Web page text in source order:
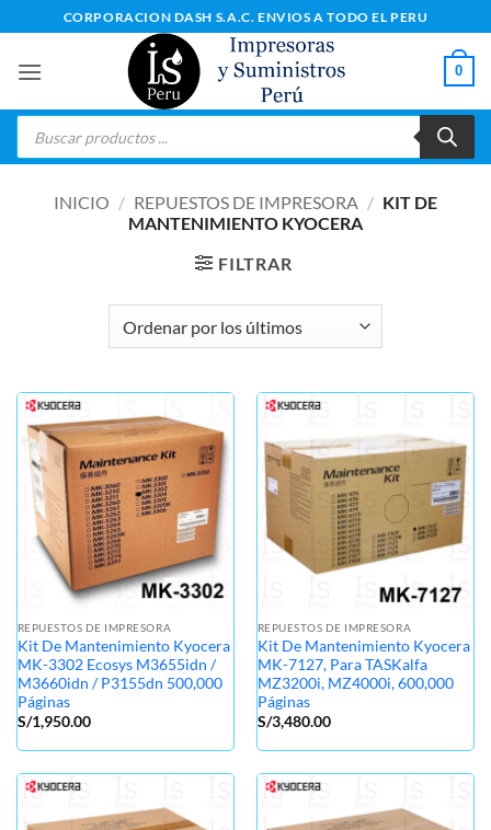
al
contenido
CORPORACION DASH S.A.C. ENVIOS A TODO EL PERU
0
Búsqueda
INICIO / REPUESTOS DE IMPRESORA / KIT DE
MANTENIMIENTO KYOCERA
FILTRAR
REPUESTOS DE IMPRESORA
Kit De Mantenimiento Kyocera
MK-3302 Ecosys M3655idn /
M3660idn / P3155dn 500,000
Páginas
S/1,950.00
REPUESTOS DE IMPRESORA
Kit De Mantenimiento Kyocera
MK-7127, Para TASKalfa
MZ3200i, MZ4000i, 600,000
Páginas
S/3,480.00